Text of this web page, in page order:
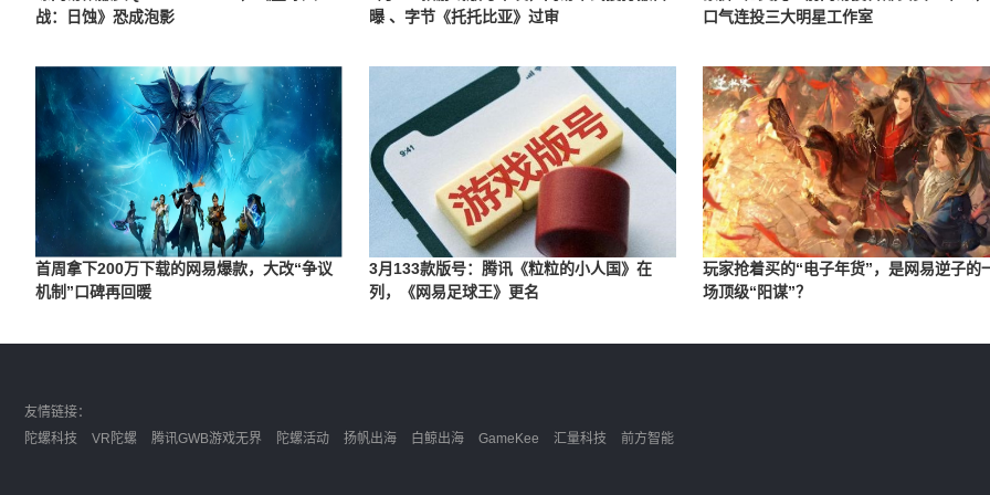
战：日蚀》恐成泡影
曝 、字节《托托比亚》过审
口气连投三大明星工作室
首周拿下200万下载的网易爆款，大改“争议
机制”口碑再回暖
3月133款版号：腾讯《粒粒的小人国》在
列，《网易足球王》更名
玩家抢着买的“电子年货”，是网易逆子的
场顶级“阳谋”？
友情链接：
陀螺科技
VR陀螺 腾讯GWB游戏无界 陀螺活动 扬帆出海 白鲸出海 GameKee 汇量科技 前方智能